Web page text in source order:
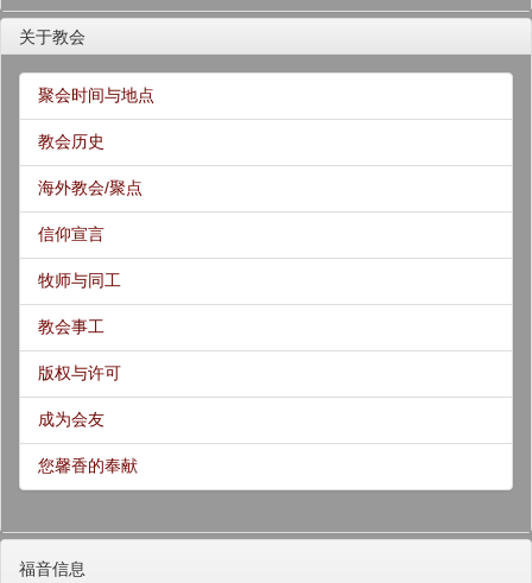
关于教会
聚会时间与地点
教会历史
海外教会/聚点
信仰宣言
牧师与同工
教会事工
版权与许可
成为会友
您馨香的奉献
福音信息